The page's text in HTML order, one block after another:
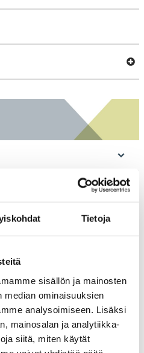
Tietoja
sisällön ja mainosten
median ominaisuuksien
analysoimiseen. Lisäksi
mainosalan ja analytiikka-
siitä, miten käytät